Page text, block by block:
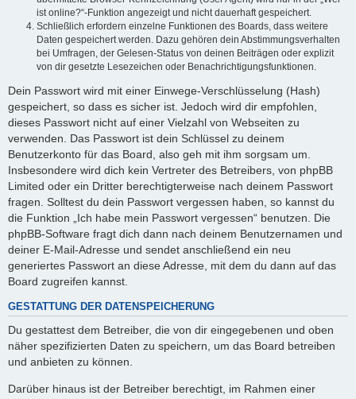
ist online?“-Funktion angezeigt und nicht dauerhaft gespeichert.
Schließlich erfordern einzelne Funktionen des Boards, dass weitere
Daten gespeichert werden. Dazu gehören dein Abstimmungsverhalten
bei Umfragen, der Gelesen-Status von deinen Beiträgen oder explizit
von dir gesetzte Lesezeichen oder Benachrichtigungsfunktionen.
Dein Passwort wird mit einer Einwege-Verschlüsselung (Hash)
gespeichert, so dass es sicher ist. Jedoch wird dir empfohlen,
dieses Passwort nicht auf einer Vielzahl von Webseiten zu
verwenden. Das Passwort ist dein Schlüssel zu deinem
Benutzerkonto für das Board, also geh mit ihm sorgsam um.
Insbesondere wird dich kein Vertreter des Betreibers, von phpBB
Limited oder ein Dritter berechtigterweise nach deinem Passwort
fragen. Solltest du dein Passwort vergessen haben, so kannst du
die Funktion „Ich habe mein Passwort vergessen“ benutzen. Die
phpBB-Software fragt dich dann nach deinem Benutzernamen und
deiner E-Mail-Adresse und sendet anschließend ein neu
generiertes Passwort an diese Adresse, mit dem du dann auf das
Board zugreifen kannst.
GESTATTUNG DER DATENSPEICHERUNG
Du gestattest dem Betreiber, die von dir eingegebenen und oben
näher spezifizierten Daten zu speichern, um das Board betreiben
und anbieten zu können.
Darüber hinaus ist der Betreiber berechtigt, im Rahmen einer